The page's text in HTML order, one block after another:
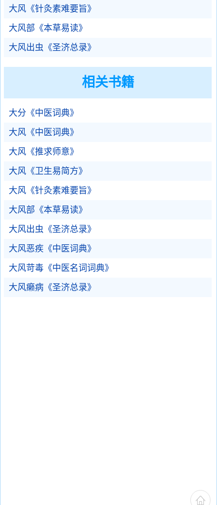
大风《针灸素难要旨》
大风部《本草易读》
大风出虫《圣济总录》
相关书籍
大分《中医词典》
大风《中医词典》
大风《推求师意》
大风《卫生易简方》
大风《针灸素难要旨》
大风部《本草易读》
大风出虫《圣济总录》
大风恶疾《中医词典》
大风苛毒《中医名词词典》
大风癞病《圣济总录》